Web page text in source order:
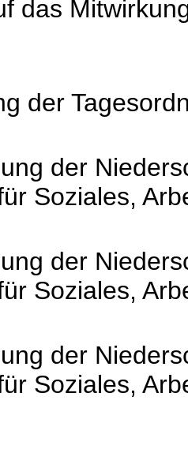
das
der
der
Soziales,
der
Soziales,
der
Soziales,